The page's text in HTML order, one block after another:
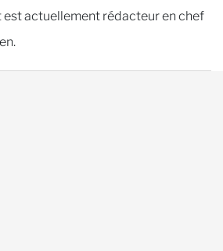
actuellement rédacteur en chef